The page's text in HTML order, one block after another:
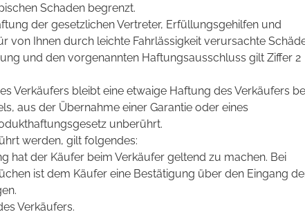
Schaden begrenzt.
der gesetzlichen Vertreter, Erfüllungsgehilfen und
von Ihnen durch leichte Fahrlässigkeit verursachte
und den vorgenannten Haftungsausschluss gilt Ziffer 2
Verkäufers bleibt eine etwaige Haftung des Verkäufers
aus der Übernahme einer Garantie oder eines
unberührt.
werden, gilt folgendes:
hat der Käufer beim Verkäufer geltend zu machen. Bei
ist dem Käufer eine Bestätigung über den Eingang
Verkäufers.